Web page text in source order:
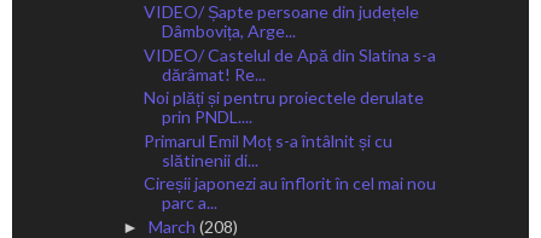
VIDEO/ Șapte persoane din județele
Dâmbovița, Arge...
VIDEO/ Castelul de Apă din Slatina s-a
dărâmat! Re...
Noi plăți și pentru proiectele derulate
prin PNDL....
Primarul Emil Moț s-a întâlnit și cu
slătinenii di...
Cireșii japonezi au înflorit în cel mai nou
parc a...
► March (208)